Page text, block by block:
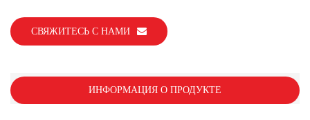
СВЯЖИТЕСЬ С НАМИ
ИНФОРМАЦИЯ О ПРОДУКТЕ